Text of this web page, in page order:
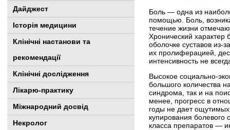
Дайджест
Історія медицини
Клінiчні настанови та
рекомендації
Клінічні дослідження
Лікарю-практику
Міжнародний досвід
Некролог
Боль — одна из
помощью. Боль,
течение жизни
Хронический характер
оболочке суставов из-
их пролиферацией,
интенсивность не
Высокое социально-
большого количества
синдрома, так и на
менее, прогресс в
годы не дает
купирования болевого
класса препаратов —